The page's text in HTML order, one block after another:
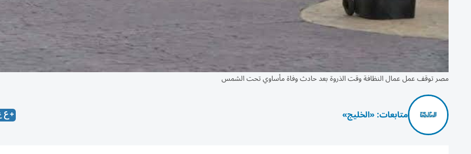
مصر توقف عمل عمال النظافة وقت الذروة بعد حادث وفاة مأساوي تحت الشمس
متابعات: «الخليج»